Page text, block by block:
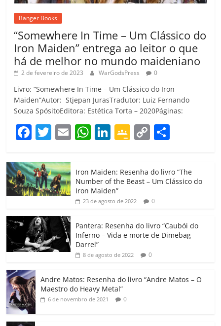
Banger Books
“Somewhere In Time – Um Clássico do
Iron Maiden” entrega ao leitor o que
há de melhor no mundo maideniano
2 de fevereiro de 2023 WarGodsPress 0
Livro: “Somewhere In Time – Um Clássico do Iron
Maiden”Autor: Stjepan JurasTradutor: Luiz Fernando
Souza SpósitoEditora: Estética Torta – 2020Páginas:
F
a
c
e
b
o
o
k
T
w
itt
er
E
m
W
h
s
A
p
p
Li
n
e
dI
n
G
o
gl
e
Cl
a
ss
ro
o
m
C
o
y
Li
n
k
p
h
ar
Iron Maiden: Resenha do livro “The
Number of the Beast – Um Clássico do
Iron Maiden”
23 de agosto de 2022 0
Pantera: Resenha do livro “Caubói do
Inferno – Vida e morte de Dimebag
Darrel”
8 de agosto de 2022 0
Andre Matos: Resenha do livro “Andre Matos – O
Maestro do Heavy Metal”
6 de novembro de 2021 0